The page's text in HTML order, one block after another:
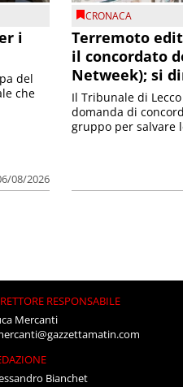
i
08/2026
del
che
CRONACA
Terremoto
il concordato
Netweek); si
Il Tribunale di
domanda di
gruppo per salvare
RESPONSABILE
Mercanti
Bianchet